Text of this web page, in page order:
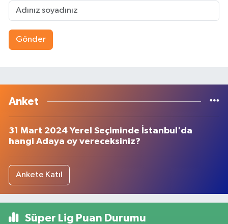
Gönder
Anket
31 Mart 2024 Yerel Seçiminde İstanbul'da
hangi Adaya oy vereceksiniz?
Ankete Katıl
Süper Lig Puan Durumu